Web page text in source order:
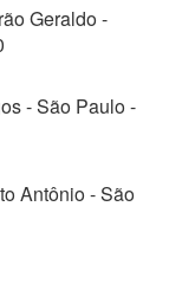
Geraldo -
- São Paulo -
Antônio - São